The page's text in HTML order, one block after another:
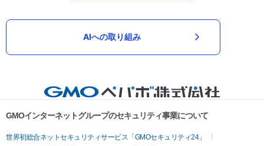
AIへの取り組み
GMOインターネットグループのセキュリティ事業について
世界初総合ネットセキュリティサービス「GMOセキュリティ24」